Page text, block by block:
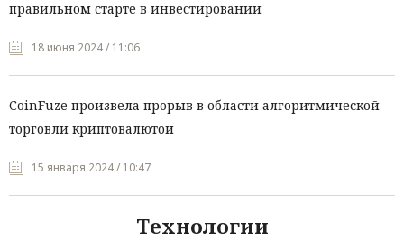
правильном старте в инвестировании
18 июня 2024 / 11:06
CoinFuze произвела прорыв в области алгоритмической
торговли криптовалютой
15 января 2024 / 10:47
Технологии